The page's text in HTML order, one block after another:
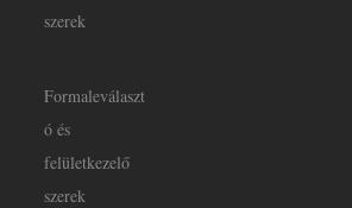
szerek
Formaleválaszt
ó és
felületkezelő
szerek